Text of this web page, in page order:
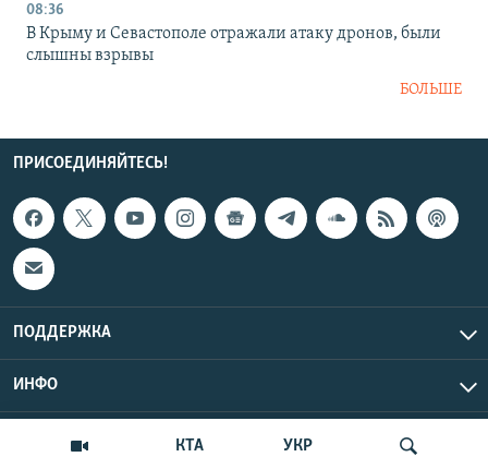
КТА УКР
08:36
В Крыму и Севастополе отражали атаку дронов, были
слышны взрывы
БОЛЬШЕ
ПРИСОЕДИНЯЙТЕСЬ!
ПОДДЕРЖКА
ИНФО
Copyright Крым.Реалии, 2026 | Все права защищены.
UTC+3